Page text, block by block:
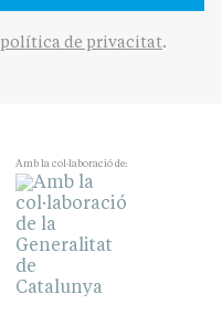
política de privacitat.
Amb la col·laboració de: